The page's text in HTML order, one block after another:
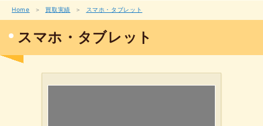
Home 買取実績 スマホ・タブレット
スマホ・タブレット